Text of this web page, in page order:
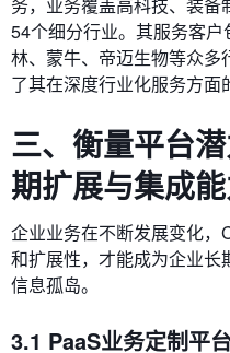
54个细分行业。其服务客
林、蒙牛、帝迈生物等众多
了其在深度行业化服务方面
三、衡量平台
期扩展与集成
企业业务在不断发展变化
和扩展性，才能成为企业长
信息孤岛。
3.1 PaaS业务定制平